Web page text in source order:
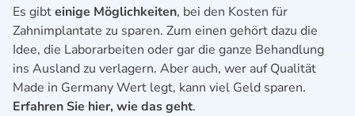
Es gibteinige Möglichkeiten, bei den Kosten für
Zahnimplantate zu sparen. Zum einen gehört dazu die
Idee, die Laborarbeiten oder gar die ganze Behandlung
ins Ausland zu verlagern. Aber auch, wer auf Qualität
Made in Germany Wert legt, kann viel Geld sparen.
Erfahren Sie hier, wie das geht.